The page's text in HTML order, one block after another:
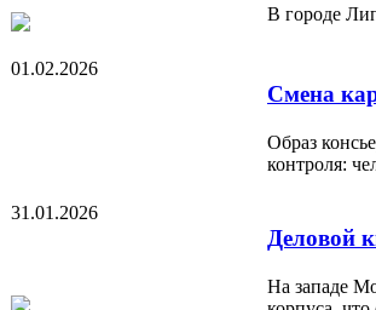
В городе
01.02.2026
Смена
Образ
контроля:
31.01.2026
Деловой
На западе